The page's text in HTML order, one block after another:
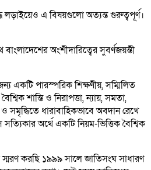
লড়াইয়েও এ বিষয়গুলো অত্যন্ত গুরুত্বপূর্ণ।
অংশীদারিত্বের সুবর্ণজয়ন্তী
একটি পারস্পরিক শিক্ষণীয়, সম্মিলিত
শান্তি ও নিরাপত্তা, ন্যায়, সমতা,
সমৃদ্ধিতে ধারাবাহিকভাবে অবদান রেখে
অর্থে একটি নিয়ম-ভিত্তিক বৈশ্বিক
করছি ১৯৯৯ সালে জাতিসংঘ সাধারণ